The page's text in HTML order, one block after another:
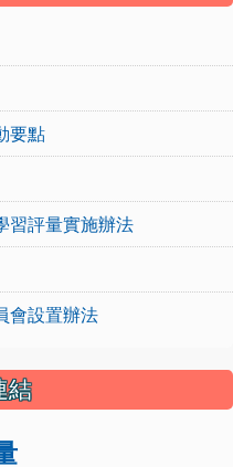
要點
習評量實施辦法
會設置辦法
結